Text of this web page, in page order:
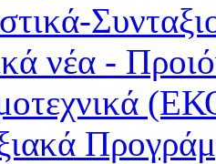
νέα -